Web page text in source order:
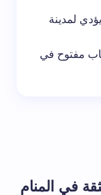
لمدينة
مفتوح في
في المنام